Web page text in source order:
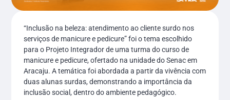
“Inclusão na beleza: atendimento ao cliente surdo nos
serviços de manicure e pedicure” foi o tema escolhido
para o Projeto Integrador de uma turma do curso de
manicure e pedicure, ofertado na unidade do Senac em
Aracaju. A temática foi abordada a partir da vivência com
duas alunas surdas, demonstrando a importância da
inclusão social, dentro do ambiente pedagógico.